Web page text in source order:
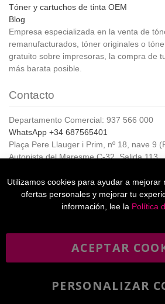
Tóner y cartuchos de tinta OEM
Blog
Empresa especializada en la venta de
remanufacturados, tóner originales o
gratuito sobre impresoras, la compra de
más barata posible.
Contacto
Departamento Comercial: 937 566 000
WhatsApp +34 687565401
Plaça Pere Llauger i Prim, nº 18, nave 9
Autopista del Maresme C-32, Salida 113
Horario de Atención al cliente:
De lunes a jueves de 8:00 a 17:00,
Viernes de 8:00 a 15:00
informativo
He leído y acepto lapolítica
Utilizamos cookies para ayudar a mejorar
ofertas personales y mejorar tu
información, lee la Política
ACEPTAR
PERSONALIZAR